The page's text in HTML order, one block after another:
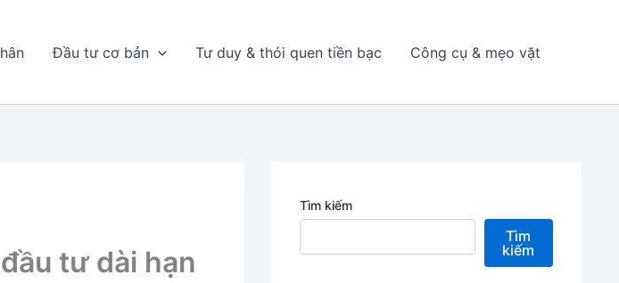
Đầu tư cơ bản Tư duy & thói quen tiền bạc Công cụ & mẹo vặt
tư dài hạn
Tìm kiếm
Tìm
kiếm